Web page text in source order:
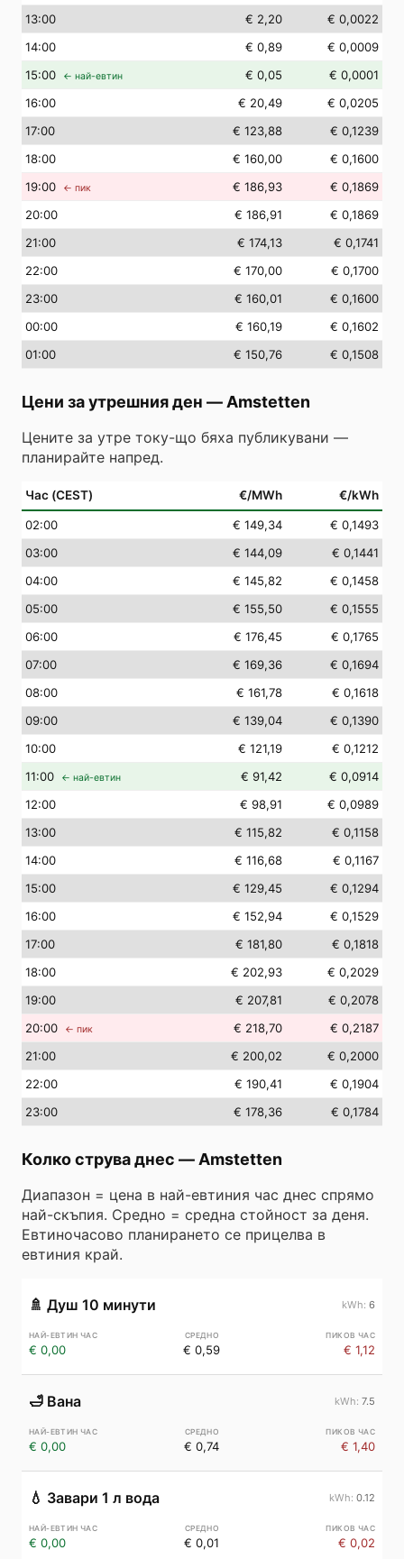
13:00 € 2,20
€ 0,0022
14:00 € 0,89
€ 0,0009
15:00 ← най-евтин € 0,05
€ 0,0001
16:00 € 20,49
€ 0,0205
17:00 € 123,88
€ 0,1239
18:00 € 160,00
€ 0,1600
19:00 ← пик € 186,93
€ 0,1869
20:00 € 186,91
€ 0,1869
21:00 € 174,13
€ 0,1741
22:00 € 170,00
€ 0,1700
23:00 € 160,01
€ 0,1600
00:00 € 160,19
€ 0,1602
01:00 € 150,76 € 0,1508
Цени за утрешния ден — Amstetten
Цените за утре току-що бяха публикувани —
планирайте напред.
Час (CEST) €/MWh €/kWh
02:00 € 149,34
€ 0,1493
03:00 € 144,09
€ 0,1441
04:00 € 145,82
€ 0,1458
05:00 € 155,50
€ 0,1555
06:00 € 176,45
€ 0,1765
07:00 € 169,36
€ 0,1694
08:00 € 161,78
€ 0,1618
09:00 € 139,04
€ 0,1390
10:00 € 121,19
€ 0,1212
11:00 ← най-евтин € 91,42
€ 0,0914
12:00 € 98,91
€ 0,0989
13:00 € 115,82
€ 0,1158
14:00 € 116,68
€ 0,1167
15:00 € 129,45
€ 0,1294
16:00 € 152,94
€ 0,1529
17:00 € 181,80
€ 0,1818
18:00 € 202,93
€ 0,2029
19:00 € 207,81
€ 0,2078
20:00 ← пик € 218,70
€ 0,2187
21:00 € 200,02
€ 0,2000
22:00 € 190,41
€ 0,1904
23:00 € 178,36 € 0,1784
Колко струва днес — Amstetten
Диапазон = цена в най-евтиния час днес спрямо
най-скъпия. Средно = средна стойност за деня.
Евтиночасово планирането се прицелва в
евтиния край.
🚿 Душ 10 минути 6
€ 0,00 € 0,59 € 1,12
🛁 Вана 7.5
€ 0,00 € 0,74 € 1,40
💧 Завари 1 л вода 0.12
€ 0,00 € 0,01 € 0,02